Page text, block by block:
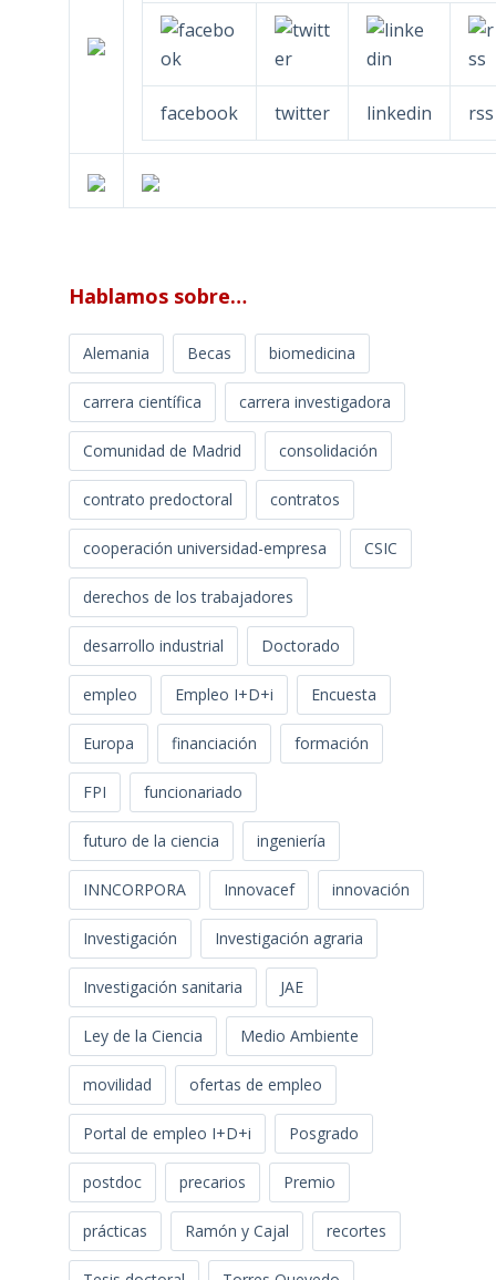
facebook twitter linkedin rss
Hablamos sobre…
Alemania Becas biomedicina
carrera científica carrera investigadora
Comunidad de Madrid consolidación
contrato predoctoral contratos
cooperación universidad-empresa CSIC
derechos de los trabajadores
desarrollo industrial Doctorado
empleo Empleo I+D+i Encuesta
Europa financiación formación
FPI funcionariado
futuro de la ciencia ingeniería
INNCORPORA Innovacef innovación
Investigación Investigación agraria
Investigación sanitaria JAE
Ley de la Ciencia Medio Ambiente
movilidad ofertas de empleo
Portal de empleo I+D+i Posgrado
postdoc precarios Premio
prácticas Ramón y Cajal recortes